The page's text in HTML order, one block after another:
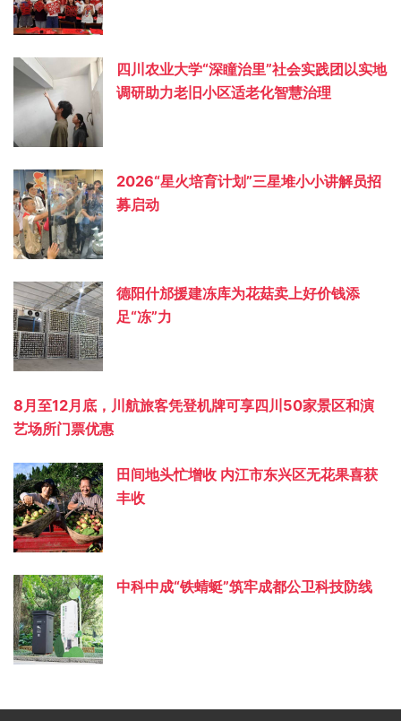
四川农业大学“深瞳治里”社会实践团以实地
调研助力老旧小区适老化智慧治理
2026“星火培育计划”三星堆小小讲解员招
募启动
德阳什邡援建冻库为花菇卖上好价钱添
足“冻”力
8月至12月底，川航旅客凭登机牌可享四川50家景区和演
艺场所门票优惠
田间地头忙增收 内江市东兴区无花果喜获
丰收
中科中成“铁蜻蜓”筑牢成都公卫科技防线